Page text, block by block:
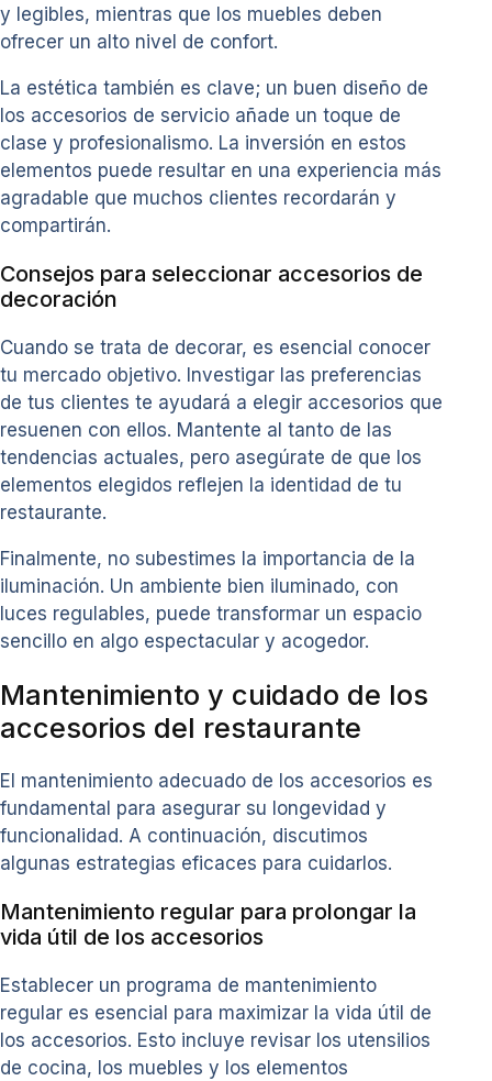
y legibles, mientras que los muebles deben
ofrecer un alto nivel de confort.
La estética también es clave; un buen diseño de
los accesorios de servicio añade un toque de
clase y profesionalismo. La inversión en estos
elementos puede resultar en una experiencia más
agradable que muchos clientes recordarán y
compartirán.
Consejos para seleccionar accesorios de
decoración
Cuando se trata de decorar, es esencial conocer
tu mercado objetivo. Investigar las preferencias
de tus clientes te ayudará a elegir accesorios que
resuenen con ellos. Mantente al tanto de las
tendencias actuales, pero asegúrate de que los
elementos elegidos reflejen la identidad de tu
restaurante.
Finalmente, no subestimes la importancia de la
iluminación. Un ambiente bien iluminado, con
luces regulables, puede transformar un espacio
sencillo en algo espectacular y acogedor.
Mantenimiento y cuidado de los
accesorios del restaurante
El mantenimiento adecuado de los accesorios es
fundamental para asegurar su longevidad y
funcionalidad. A continuación, discutimos
algunas estrategias eficaces para cuidarlos.
Mantenimiento regular para prolongar la
vida útil de los accesorios
Establecer un programa de mantenimiento
regular es esencial para maximizar la vida útil de
los accesorios. Esto incluye revisar los utensilios
de cocina, los muebles y los elementos